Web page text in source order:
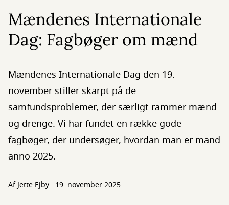
Mændenes Internationale
Dag: Fagbøger om mænd
Mændenes Internationale Dag den 19.
november stiller skarpt på de
samfundsproblemer, der særligt rammer mænd
og drenge. Vi har fundet en række gode
fagbøger, der undersøger, hvordan man er mand
anno 2025.
AfJette Ejby 19. november 2025